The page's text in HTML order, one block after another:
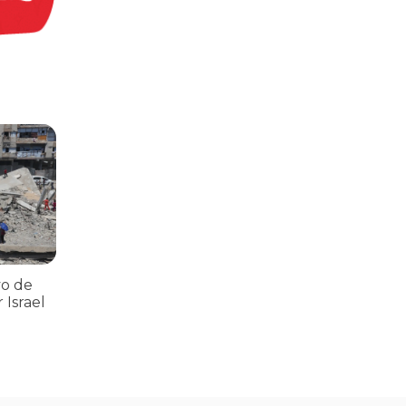
Nacional
pessoas assassinadas por Israel em 2023, num único ataque
de
Israel